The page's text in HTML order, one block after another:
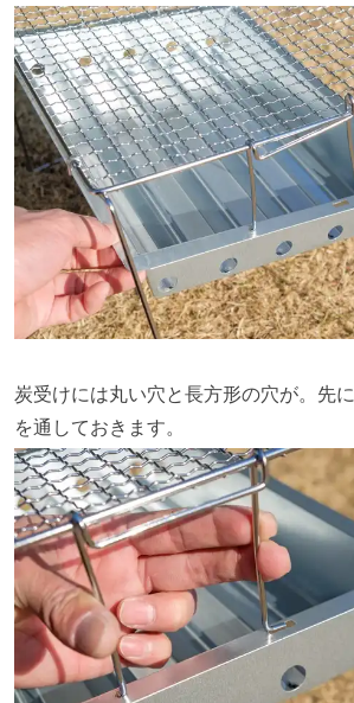
炭受けには丸い穴と長方形の穴が。先
を通しておきます。